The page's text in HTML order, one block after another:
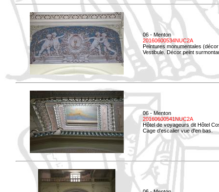
06 - Menton
20160600534NUC2A
Peintures monumentales
Vestibule. Décor peint
06 - Menton
20160600541NUC2A
Hôtel de voyageurs dit Hôtel
Cage d'escalier vue d'en bas.